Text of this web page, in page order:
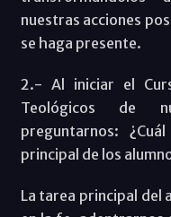
nuestras acciones
se haga presente.
2.- Al iniciar el
Teológicos de
preguntarnos:
principal de los
La tarea principal del